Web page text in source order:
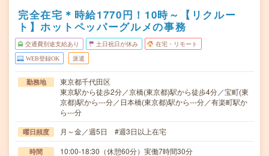
完全在宅＊時給1770円！10時～【リクルー
ト】ホットペッパーグルメの事務
交通費別途支給あり 土日祝日が休み 在宅・リモート
WEB登録OK 派遣
勤務地
東京都千代田区
東京駅から徒歩2分／京橋(東京都)駅から徒歩4分／宝町(東
京都)駅から---分／日本橋(東京都)駅から---分／有楽町駅か
ら---分
曜日頻度 月～金／週5日 #週3日以上在宅
時間 10:00-18:30（休憩60分）実働7時間30分